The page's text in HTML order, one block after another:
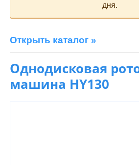
дня.
Открыть каталог »
Однодисковая
машина HY130